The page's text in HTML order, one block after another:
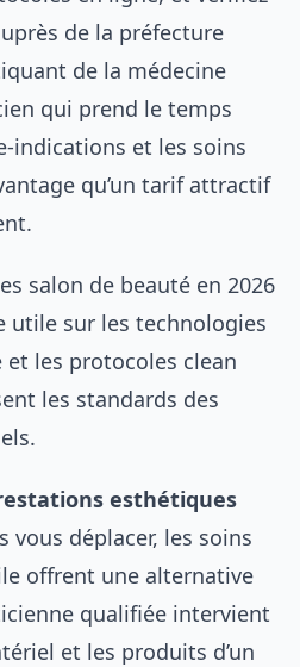
de la préfecture
de la médecine
qui prend le temps
indications et les soins
qu’un tarif attractif
salon de beauté en 2026
utile sur les technologies
les protocoles clean
les standards des
esthétiques
vous déplacer, les soins
offrent une alternative
qualifiée intervient
et les produits d’un